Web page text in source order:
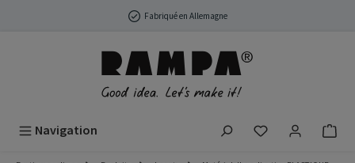
Passer au contenu principalFabriqué en Allemagne
Navigation Vous avez 0